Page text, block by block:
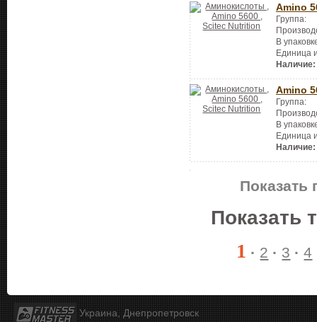
Amino
Группа:
В
Единица
Наличие:
Amino
Группа:
В
Единица
Наличие:
Показать
Показать
1 · 2 · 3 ·4
Украина, Днепропетровск